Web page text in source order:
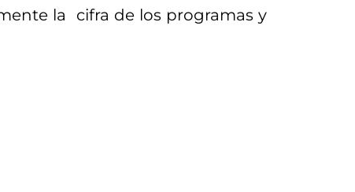
la cifra de los programas y